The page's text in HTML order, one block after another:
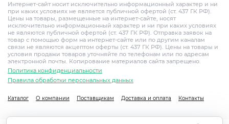
Интернет-сайт носит исключительно информационный характер и ни
при каких условиях не является публичной офертой (ст. 437 ГК РФ).
Цены на товары, размещенные на интернет-сайте, носят
исключительно информационный характер и ни при каких условиях
не являются публичной офертой (ст. 437 ГК РФ). Отправка заявок на
товар с помощью форм на интернет-сайте или по другим каналам
связи не являются акцептом оферты (ст. 437 ГК РФ). Цены на товары и
условия продажи товаров уточняйте по телефонам или по адресам
электронной почты. Копирование материалов сайта запрещено.
Политика конфиденциальности
Правила обработки персональных данных
Каталог О компании Поставщикам Доставка и оплата Контакты